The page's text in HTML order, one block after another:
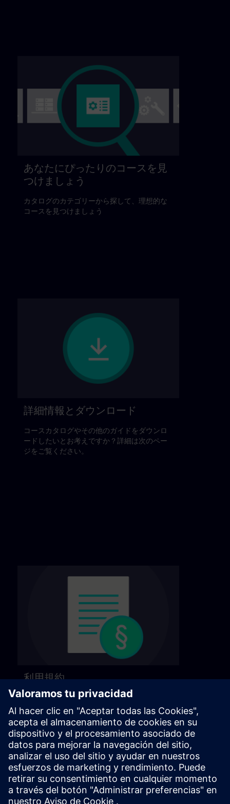
あなたにぴったりのコースを見
つけましょう
カタログのカテゴリーから探して、理想的な
コースを見つけましょう
詳細情報とダウンロード
コースカタログやその他のガイドをダウンロ
ードしたいとお考えですか？詳細は次のペー
ジをご覧ください。
利用規約
利用規約については、次のページをご覧くだ
さい。